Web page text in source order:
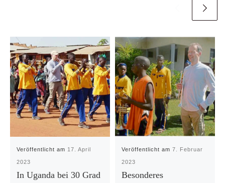
Veröffentlicht am 17. April
2023
In Uganda bei 30 Grad
Veröffentlicht am7. Februar
2023
Besonderes